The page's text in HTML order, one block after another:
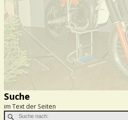
Suche
im Text der Seiten